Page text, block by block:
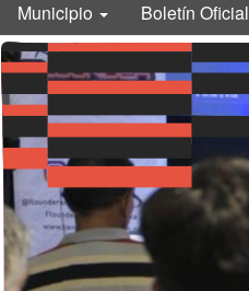
Municipio Boletín Oficial
Contenido
principal